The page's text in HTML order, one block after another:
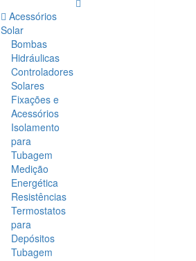
Acessórios
Solar
Bombas
Hidráulicas
Controladores
Solares
Fixações e
Acessórios
Isolamento
para
Tubagem
Medição
Energética
Resistências
Termostatos
para
Depósitos
Tubagem